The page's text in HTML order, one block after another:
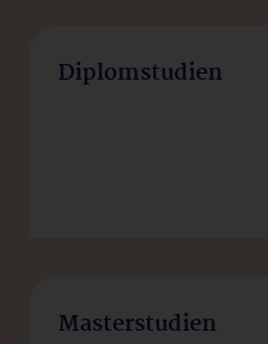
Studieren, lehren
Diplomstudien
Masterstudien